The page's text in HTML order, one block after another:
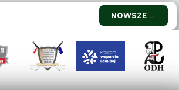
NOWSZE →